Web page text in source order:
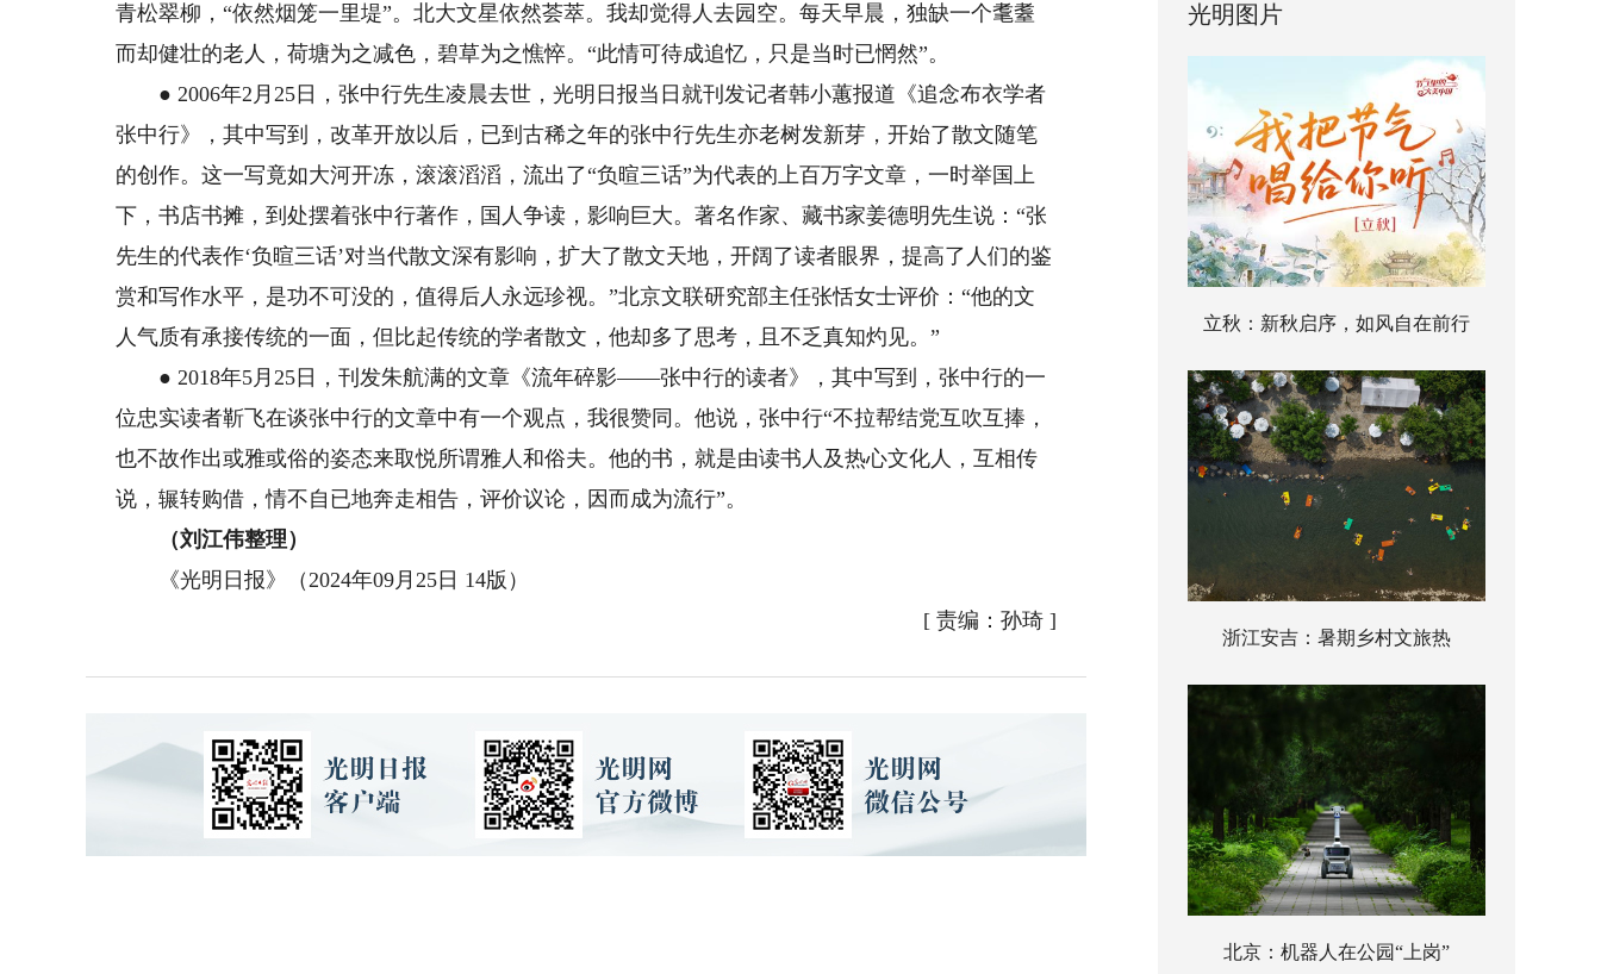
青松翠柳，“依然烟笼一里堤”。北大文星依然荟萃。我却觉得人去园空。每天早晨，独缺一个耄耋
而却健壮的老人，荷塘为之减色，碧草为之憔悴。“此情可待成追忆，只是当时已惘然”。
● 2006年2月25日，张中行先生凌晨去世，光明日报当日就刊发记者韩小蕙报道《追念布衣学者
张中行》，其中写到，改革开放以后，已到古稀之年的张中行先生亦老树发新芽，开始了散文随笔
的创作。这一写竟如大河开冻，滚滚滔滔，流出了“负暄三话”为代表的上百万字文章，一时举国上
下，书店书摊，到处摆着张中行著作，国人争读，影响巨大。著名作家、藏书家姜德明先生说：“张
先生的代表作‘负暄三话’对当代散文深有影响，扩大了散文天地，开阔了读者眼界，提高了人们的鉴
赏和写作水平，是功不可没的，值得后人永远珍视。”北京文联研究部主任张恬女士评价：“他的文
人气质有承接传统的一面，但比起传统的学者散文，他却多了思考，且不乏真知灼见。”
● 2018年5月25日，刊发朱航满的文章《流年碎影——张中行的读者》，其中写到，张中行的一
位忠实读者靳飞在谈张中行的文章中有一个观点，我很赞同。他说，张中行“不拉帮结党互吹互捧，
也不故作出或雅或俗的姿态来取悦所谓雅人和俗夫。他的书，就是由读书人及热心文化人，互相传
说，辗转购借，情不自已地奔走相告，评价议论，因而成为流行”。
（刘江伟整理）
《光明日报》（2024年09月25日 14版）
[ 责编：孙琦]
光明图片
立秋：新秋启序，如风自在前行
浙江安吉：暑期乡村文旅热
北京：机器人在公园“上岗”